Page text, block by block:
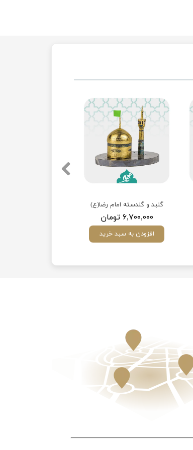
گنبد و گلدسته امام رضا(ع)
۶,۷۰۰,۰۰۰ تومان
افزودن به سبد خرید